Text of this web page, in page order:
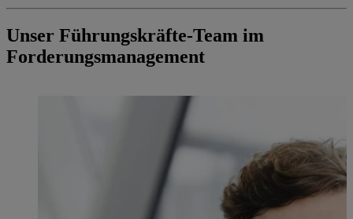
Unser Führungskräfte-Team im
Forderungsmanagement